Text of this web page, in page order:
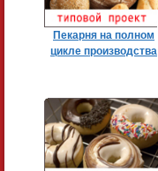
Пекарня на полном
цикле производства